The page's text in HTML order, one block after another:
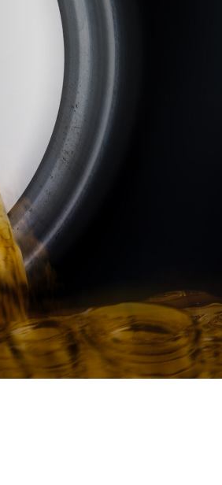
Inteligência de dados
Acessórios de segurança
TECNOLOGIA AUTOTRAC